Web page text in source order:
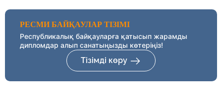
РЕСМИ БАЙҚАУЛАР ТІЗІМІ
Республикалық байқауларға қатысып жарамды
дипломдар алып санатыңызды көтеріңіз!
Тізімді көру